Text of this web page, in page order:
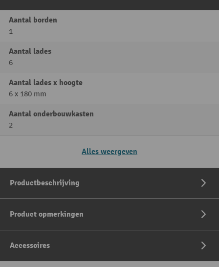
Aantal borden
1
Aantal lades
6
Aantal lades x hoogte
6 x 180 mm
Aantal onderbouwkasten
2
Alles weergeven
Productbeschrijving
Product opmerkingen
Accessoires